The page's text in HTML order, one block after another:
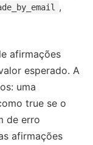
,
afirmações
esperado. A
uma
true se o
de erro
afirmações